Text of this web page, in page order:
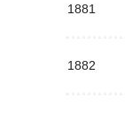
1881
1882